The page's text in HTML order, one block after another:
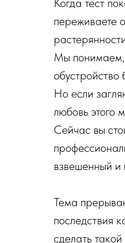
Когда тест
переживаете
Мы понимаем,
обустройство
Но если
любовь этого
Сейчас вы
взвешенный и
Тема
последствия
сделать такой